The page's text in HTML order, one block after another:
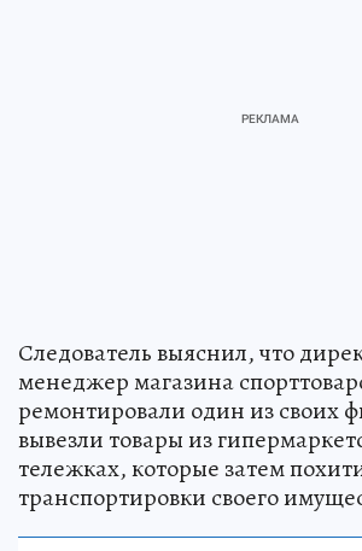
Следователь выяснил, что
менеджер магазина
ремонтировали один из своих
вывезли товары из
тележках, которые затем
транспортировки своего